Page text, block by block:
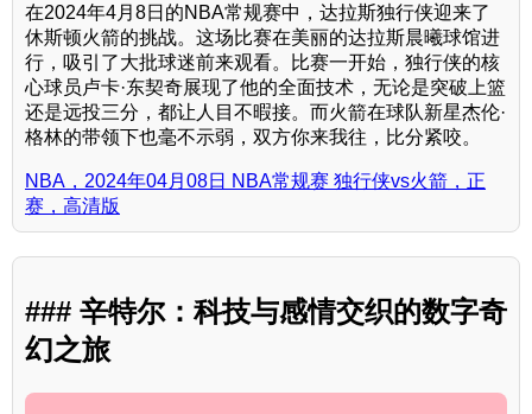
在2024年4月8日的NBA常规赛中，达拉斯独行侠迎来了
休斯顿火箭的挑战。这场比赛在美丽的达拉斯晨曦球馆进
行，吸引了大批球迷前来观看。比赛一开始，独行侠的核
心球员卢卡·东契奇展现了他的全面技术，无论是突破上篮
还是远投三分，都让人目不暇接。而火箭在球队新星杰伦·
格林的带领下也毫不示弱，双方你来我往，比分紧咬。
NBA，2024年04月08日 NBA常规赛 独行侠vs火箭，正
赛，高清版
### 辛特尔：科技与感情交织的数字奇
幻之旅